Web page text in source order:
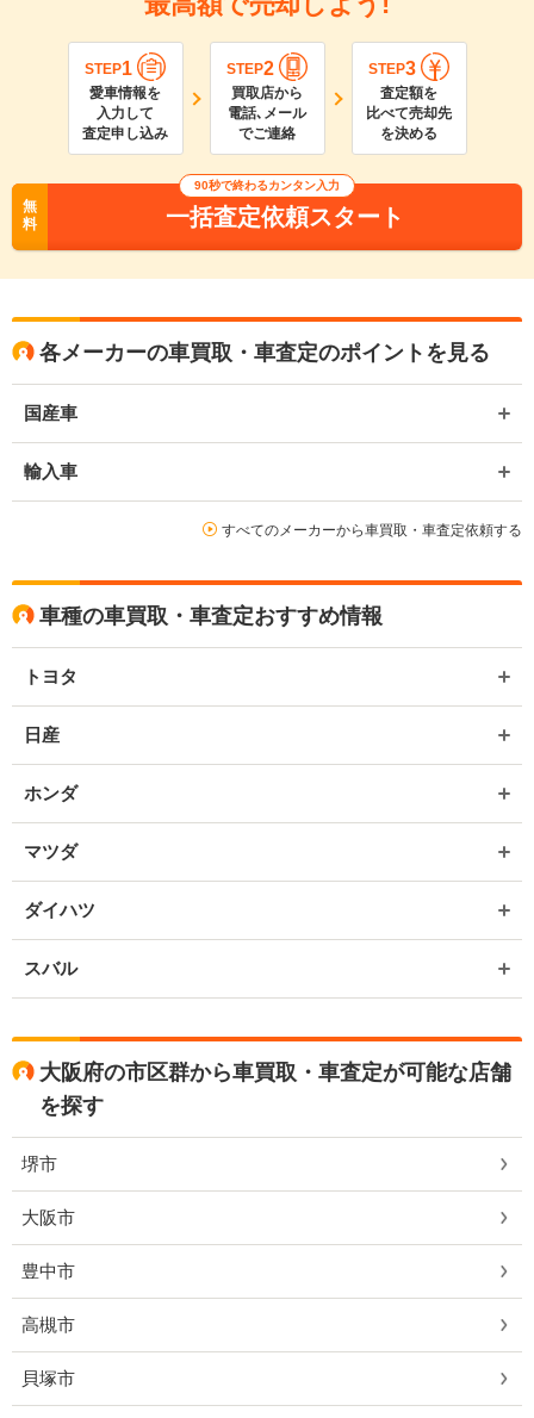
STEP1
愛車情報を
入力して
査定申し込み
STEP2
買取店から
電話､メール
でご連絡
STEP3
査定額を
比べて売却先
を決める
無
料
90秒で終わるカンタン入力
一括査定依頼スタート
各メーカーの車買取・車査定のポイントを見る
国産車
輸入車
すべてのメーカーから車買取・車査定依頼する
車種の車買取・車査定おすすめ情報
トヨタ
日産
ホンダ
マツダ
ダイハツ
スバル
大阪府の市区群から車買取・車査定が可能な店舗
を探す
堺市
大阪市
豊中市
高槻市
貝塚市